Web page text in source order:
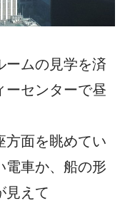
ームの見学を済
ーセンターで昼
方面を眺めてい
電車か、船の形
見えて